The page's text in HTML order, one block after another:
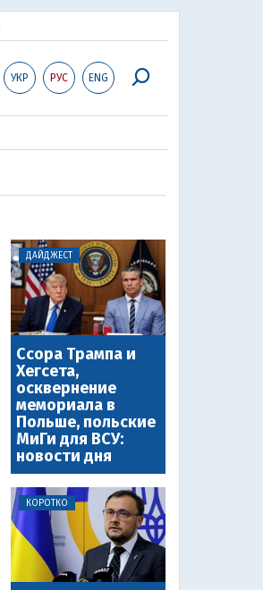
УКР РУС ENG
ДАЙДЖЕСТ
Ссора Трампа и
Хегсета,
осквернение
мемориала в
Польше, польские
МиГи для ВСУ:
новости дня
КОРОТКО